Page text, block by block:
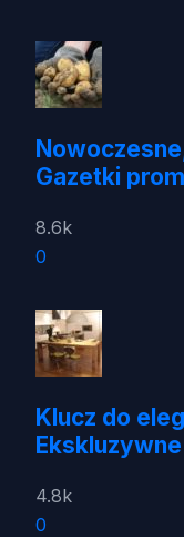
Gazetki
8.6k
0
Klucz do
4.8k
0